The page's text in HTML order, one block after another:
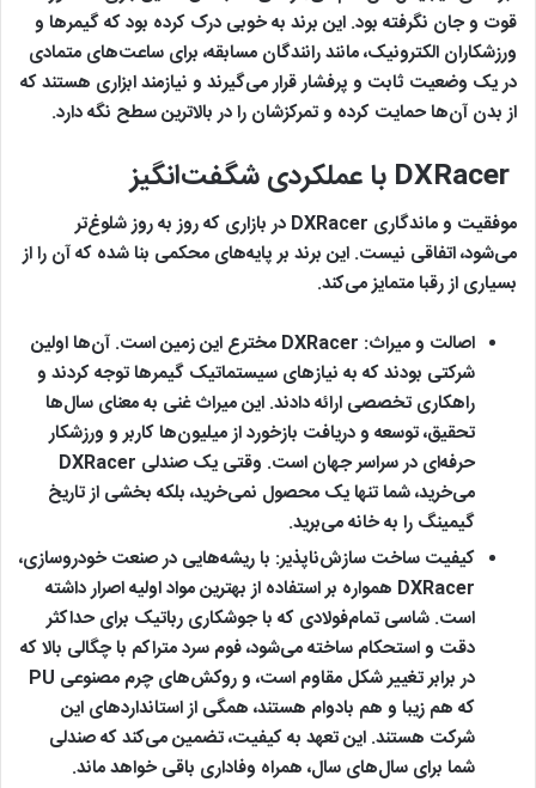
قوت و جان نگرفته بود. این برند به خوبی درک کرده بود که گیمرها و
ورزشکاران الکترونیک، مانند رانندگان مسابقه، برای ساعت‌های متمادی
در یک وضعیت ثابت و پرفشار قرار می‌گیرند و نیازمند ابزاری هستند که
از بدن آن‌ها حمایت کرده و تمرکزشان را در بالاترین سطح نگه دارد.
موفقیت و ماندگاری DXRacer در بازاری که روز به روز شلوغ‌تر
می‌شود، اتفاقی نیست. این برند بر پایه‌های محکمی بنا شده که آن را از
بسیاری از رقبا متمایز می‌کند.
اصالت و میراث:
DXRacer مخترع این زمین است. آن‌ها اولین
شرکتی بودند که به نیازهای سیستماتیک گیمرها توجه کردند و
راهکاری تخصصی ارائه دادند. این میراث غنی به معنای سال‌ها
تحقیق، توسعه و دریافت بازخورد از میلیون‌ها کاربر و ورزشکار
حرفه‌ای در سراسر جهان است. وقتی یک صندلی DXRacer
می‌خرید، شما تنها یک محصول نمی‌خرید، بلکه بخشی از تاریخ
گیمینگ را به خانه می‌برید.
کیفیت ساخت سازش‌ناپذیر: با ریشه‌هایی در صنعت خودروسازی،
DXRacer همواره بر استفاده از بهترین مواد اولیه اصرار داشته
است. شاسی تمام‌فولادی که با جوشکاری رباتیک برای حداکثر
دقت و استحکام ساخته می‌شود، فوم سرد متراکم با چگالی بالا که
در برابر تغییر شکل مقاوم است، و روکش‌های چرم مصنوعی PU
که هم زیبا و هم بادوام هستند، همگی از استانداردهای این
شرکت هستند. این تعهد به کیفیت، تضمین می‌کند که صندلی
شما برای سال‌های سال، همراه وفاداری باقی خواهد ماند.